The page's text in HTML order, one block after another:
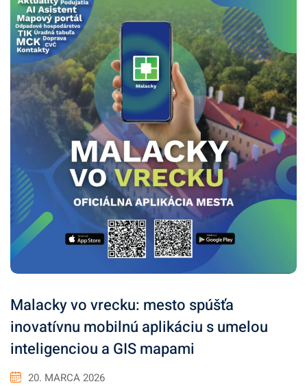
Malacky vo vrecku: mesto spúšťa
inovatívnu mobilnú aplikáciu s umelou
inteligenciou a GIS mapami
20. MARCA 2026